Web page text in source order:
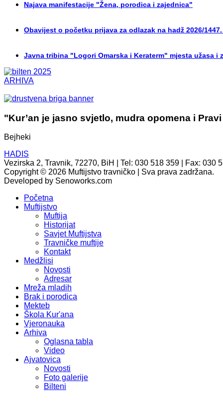
Najava manifestacije "Žena, porodica i zajednica"
Obavijest o početku prijava za odlazak na hadž 2026/
Javna tribina "Logori Omarska i Keraterm" mjesta užasa i
ARHIVA
"Kur’an je jasno svjetlo, mudra opomena i
Bejheki
HADIS
Vezirska 2, Travnik, 72270, BiH | Tel: 030 518 359 | Fax: 030
Copyright © 2026 Muftijstvo travničko | Sva prava zadržana.
Developed by Senoworks.com
Početna
Muftijstvo
Muftija
Historijat
Savjet Muftijstva
Travničke muftije
Kontakt
Medžlisi
Novosti
Adresar
Mreža mladih
Brak i porodica
Mekteb
Škola Kur'ana
Vjeronauka
Arhiva
Oglasna tabla
Video
Ajvatovica
Novosti
Foto galerije
Bilteni